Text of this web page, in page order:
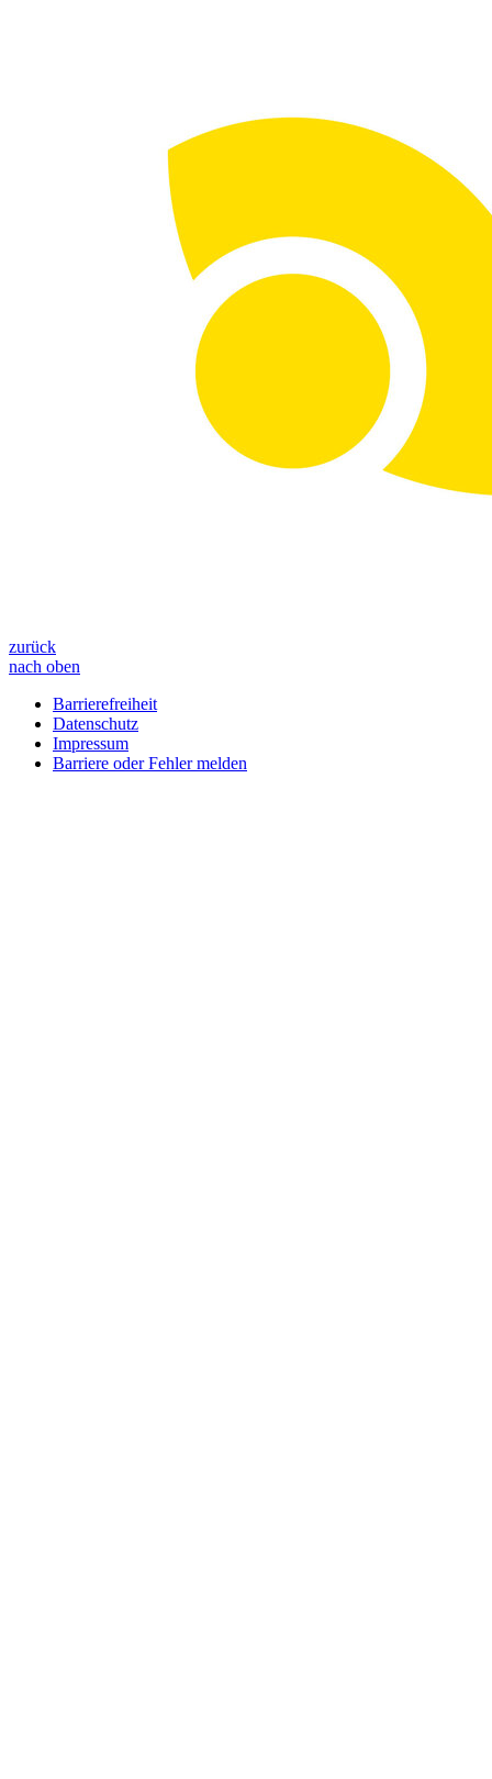
zurück
nach oben
Barrierefreiheit
Datenschutz
Impressum
Barriere oder Fehler melden